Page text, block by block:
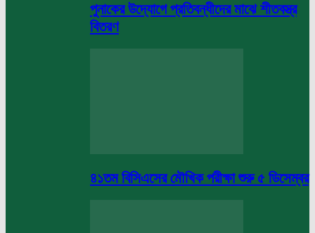
পুনাকের উদ্যোগে প্রতিবন্ধীদের মাঝে শীতবস্ত্র
বিতরণ
৪১তম বিসিএসের মৌখিক পরীক্ষা শুরু ৫ ডিসেম্বর